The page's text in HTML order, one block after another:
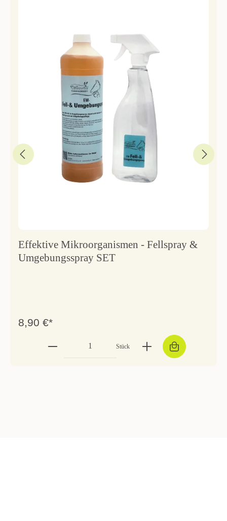
Effektive Mikroorganismen - Fellspray &
Umgebungsspray SET
8,90 €*
Stück